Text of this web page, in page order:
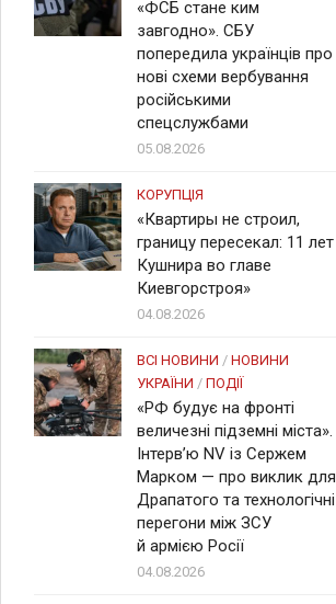
«ФСБ стане ким
завгодно». СБУ
попередила українців про
нові схеми вербування
російськими
спецслужбами
05.08.2026
КОРУПЦІЯ
«Квартиры не строил,
границу пересекал: 11 лет
Кушнира во главе
Киевгорстроя»
04.08.2026
ВСІ НОВИНИ / НОВИНИ
УКРАЇНИ / ПОДІЇ
«РФ будує на фронті
величезні підземні міста».
Інтерв’ю NV із Сержем
Марком — про виклик для
Драпатого та технологічні
перегони між ЗСУ
й армією Росії
04.08.2026